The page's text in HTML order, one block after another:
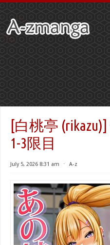
[白桃亭
1-3限目
July 5, 2026 8:31 am ⋅ A-z